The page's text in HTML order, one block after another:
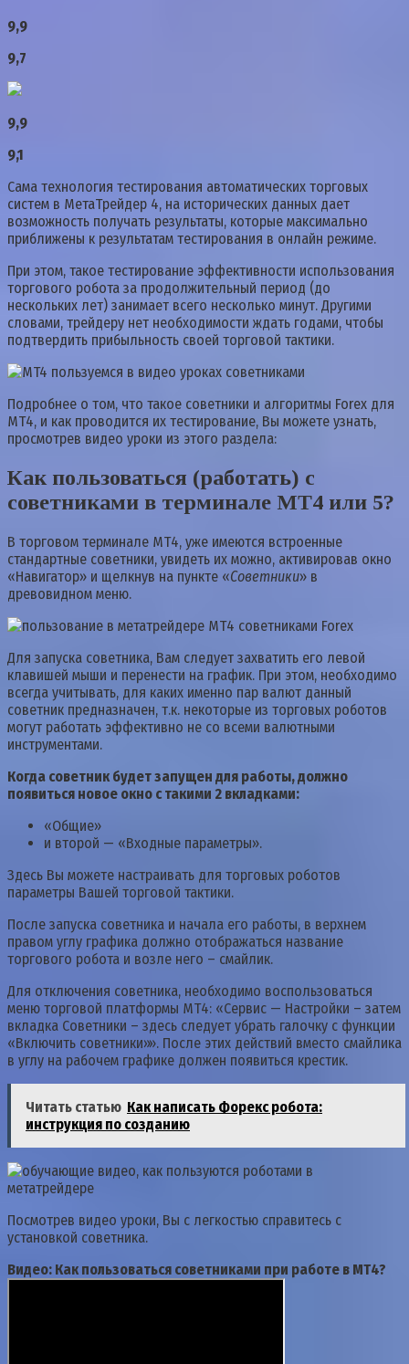
9,9
9,7
9,9
9,1
Сама технология тестирования автоматических торговых
систем в МетаТрейдер 4, на исторических данных дает
возможность получать результаты, которые максимально
приближены к результатам тестирования в онлайн режиме.
При этом, такое тестирование эффективности использования
торгового робота за продолжительный период (до
нескольких лет) занимает всего несколько минут. Другими
словами, трейдеру нет необходимости ждать годами, чтобы
подтвердить прибыльность своей торговой тактики.
Подробнее о том, что такое советники и алгоритмы Forex для
МТ4, и как проводится их тестирование, Вы можете узнать,
просмотрев видео уроки из этого раздела:
Как пользоваться (работать) с
советниками в терминале MT4 или 5?
В торговом терминале МТ4, уже имеются встроенные
стандартные советники, увидеть их можно, активировав окно
«Навигатор» и щелкнув на пункте «Советники» в
древовидном меню.
Для запуска советника, Вам следует захватить его левой
клавишей мыши и перенести на график. При этом, необходимо
всегда учитывать, для каких именно пар валют данный
советник предназначен, т.к. некоторые из торговых роботов
могут работать эффективно не со всеми валютными
инструментами.
Когда советник будет запущен для работы, должно
появиться новое окно с такими 2 вкладками:
«Общие»
и второй — «Входные параметры».
Здесь Вы можете настраивать для торговых роботов
параметры Вашей торговой тактики.
После запуска советника и начала его работы, в верхнем
правом углу графика должно отображаться название
торгового робота и возле него – смайлик.
Для отключения советника, необходимо воспользоваться
меню торговой платформы МТ4: «Сервис — Настройки – затем
вкладка Советники – здесь следует убрать галочку с функции
«Включить советники»». После этих действий вместо смайлика
в углу на рабочем графике должен появиться крестик.
Читать статью Как написать Форекс робота:
инструкция по созданию
Посмотрев видео уроки, Вы с легкостью справитесь с
установкой советника.
Видео: Как пользоваться советниками при работе в МТ4?